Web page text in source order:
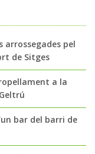
arrossegades pel
de Sitges
a la
bar del barri de